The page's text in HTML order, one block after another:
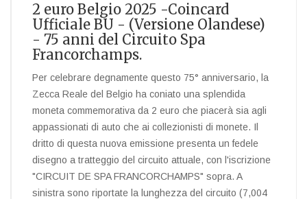
2 euro Belgio 2025 -Coincard
Ufficiale BU - (Versione Olandese)
- 75 anni del Circuito Spa
Francorchamps.
Per celebrare degnamente questo 75° anniversario, la
Zecca Reale del Belgio ha coniato una splendida
moneta commemorativa da 2 euro che piacerà sia agli
appassionati di auto che ai collezionisti di monete. Il
dritto di questa nuova emissione presenta un fedele
disegno a tratteggio del circuito attuale, con l'iscrizione
"CIRCUIT DE SPA FRANCORCHAMPS" sopra. A
sinistra sono riportate la lunghezza del circuito (7,004